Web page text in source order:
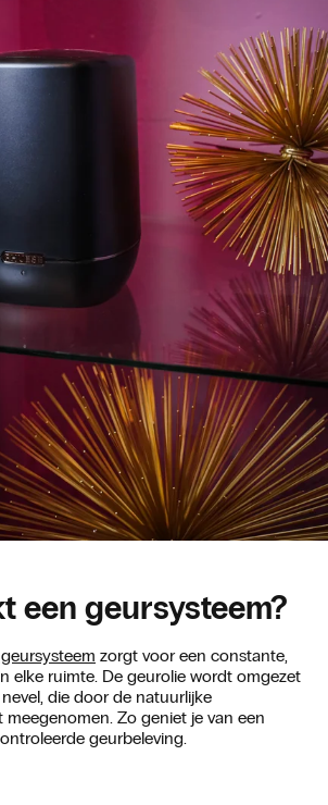
een geursysteem?
zorgt voor een constante,
elke ruimte. De geurolie wordt omgezet
die door de natuurlijke
Zo geniet je van een
geurbeleving.